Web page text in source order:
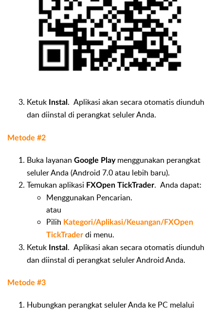
Ketuk Instal . Aplikasi akan secara otomatis diunduh
dan diinstal di perangkat seluler Anda.
Metode #2
Buka layanan Google Playmenggunakan perangkat
seluler Anda (Android 7.0 atau lebih baru).
Temukan aplikasi FXOpen TickTrader. Anda dapat:
Menggunakan Pencarian.
atau
Pilih Kategori/Aplikasi/Keuangan/FXOpen
TickTrader di menu.
Ketuk
Instal . Aplikasi akan secara otomatis diunduh
dan diinstal di perangkat seluler Android Anda.
Metode #3
Hubungkan perangkat seluler Anda ke PC melalui